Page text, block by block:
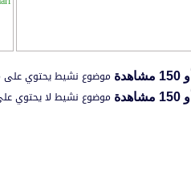
موضوع نشيط يحتوي على
موضوع نشيط لا يحتوي